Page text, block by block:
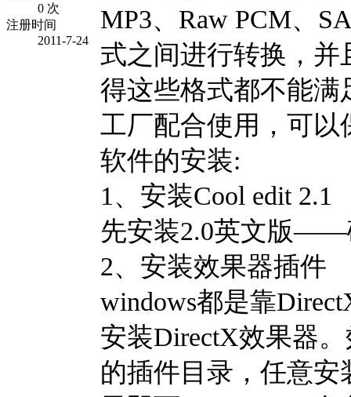
0 次
注册时间
2011-7-24
MP3、Raw PCM、
式之间进行转换，并
得这些格式都不能满
工厂配合使用，可
软件的安装:
1、安装Cool edit 2.1
先安装2.0英文版
2、安装效果器插件
windows都是靠
安装DirectX效果器
的插件目录，任意安